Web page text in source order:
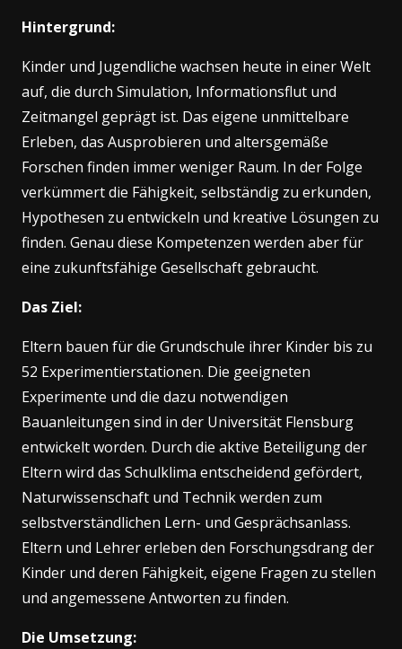
Hintergrund:
Kinder und Jugendliche wachsen heute in einer Welt
auf, die durch Simulation, Informationsflut und
Zeitmangel geprägt ist. Das eigene unmittelbare
Erleben, das Ausprobieren und altersgemäße
Forschen finden immer weniger Raum. In der Folge
verkümmert die Fähigkeit, selbständig zu erkunden,
Hypothesen zu entwickeln und kreative Lösungen zu
finden. Genau diese Kompetenzen werden aber für
eine zukunftsfähige Gesellschaft gebraucht.
Das Ziel:
Eltern bauen für die Grundschule ihrer Kinder bis zu
52 Experimentierstationen. Die geeigneten
Experimente und die dazu notwendigen
Bauanleitungen sind in der Universität Flensburg
entwickelt worden. Durch die aktive Beteiligung der
Eltern wird das Schulklima entscheidend gefördert,
Naturwissenschaft und Technik werden zum
selbstverständlichen Lern- und Gesprächsanlass.
Eltern und Lehrer erleben den Forschungsdrang der
Kinder und deren Fähigkeit, eigene Fragen zu stellen
und angemessene Antworten zu finden.
Die Umsetzung: